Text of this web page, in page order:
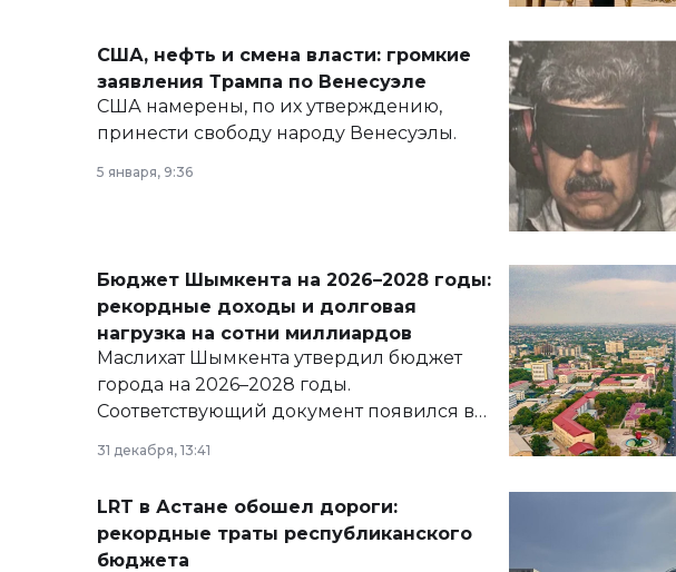
США, нефть и смена власти: громкие
заявления Трампа по Венесуэле
США намерены, по их утверждению,
принести свободу народу Венесуэлы.
5 января, 9:36
Бюджет Шымкента на 2026–2028 годы:
рекордные доходы и долговая
нагрузка на сотни миллиардов
Маслихат Шымкента утвердил бюджет
города на 2026–2028 годы.
Соответствующий документ появился в
базе нормативных правовых актов и на
сайте маслихат города.
31 декабря, 13:41
LRT в Астане обошел дороги:
рекордные траты республиканского
бюджета